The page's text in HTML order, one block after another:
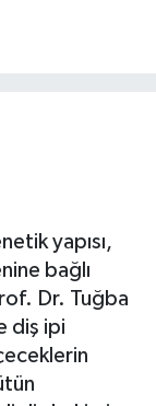
yapısı,
bağlı
Dr. Tuğba
diş ipi